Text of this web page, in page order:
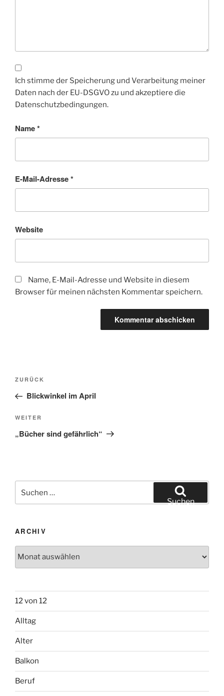
Ich stimme der Speicherung und Verarbeitung meiner
Daten nach der EU-DSGVO zu und akzeptiere die
Datenschutzbedingungen.
Name*
E-Mail-Adresse*
Website
Name, E-Mail-Adresse und Website in diesem
Browser für meinen nächsten Kommentar speichern.
Beitragsnavigation
Vorheriger
Beitrag
ZURÜCK
Blickwinkel im April
Nächster
Beitrag
WEITER
„Bücher sind gefährlich“
nach:
Suchen
ARCHIV
Archiv
12 von 12
Alltag
Alter
Balkon
Beruf